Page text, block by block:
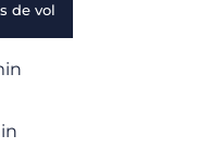
de vol